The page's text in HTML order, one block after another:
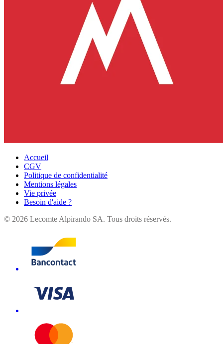
Accueil
CGV
Politique de confidentialité
Mentions légales
Vie privée
Besoin d'aide ?
© 2026 Lecomte Alpirando SA. Tous droits réservés.